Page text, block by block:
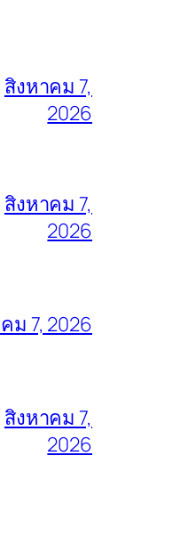
สิงหาคม 7,
2026
สิงหาคม 7,
2026
ม 7, 2026
สิงหาคม 7,
2026